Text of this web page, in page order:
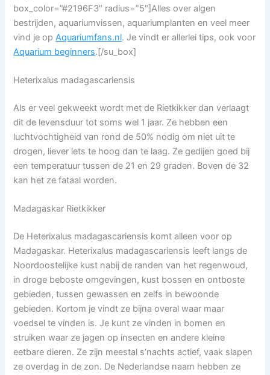
box_color=”#2196F3″ radius=”5″]Alles over algen
bestrijden, aquariumvissen, aquariumplanten en veel meer
vind je opAquariumfans.nl. Je vindt er allerlei tips, ook voor
Aquarium beginners.[/su_box]
Heterixalus madagascariensis
Als er veel gekweekt wordt met de Rietkikker dan verlaagt
dit de levensduur tot soms wel 1 jaar. Ze hebben een
luchtvochtigheid van rond de 50% nodig om niet uit te
drogen, liever iets te hoog dan te laag. Ze gedijen goed bij
een temperatuur tussen de 21 en 29 graden. Boven de 32
kan het ze fataal worden.
Madagaskar Rietkikker
De Heterixalus madagascariensis komt alleen voor op
Madagaskar. Heterixalus madagascariensis leeft langs de
Noordoostelijke kust nabij de randen van het regenwoud,
in droge beboste omgevingen, kust bossen en ontboste
gebieden, tussen gewassen en zelfs in bewoonde
gebieden. Kortom je vindt ze bijna overal waar maar
voedsel te vinden is. Je kunt ze vinden in bomen en
struiken waar ze jagen op insecten en andere kleine
eetbare dieren. Ze zijn meestal s’nachts actief, vaak slapen
ze overdag in de zon. De Nederlandse naam hebben ze